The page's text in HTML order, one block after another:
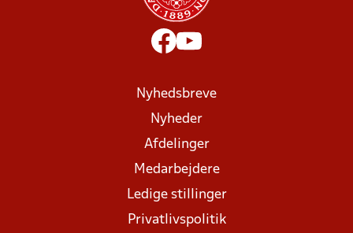
Nyhedsbreve
Nyheder
Afdelinger
Medarbejdere
Ledige stillinger
Privatlivspolitik